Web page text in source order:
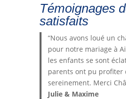
Témoignages
satisfaits
“Nous avons loué un
pour notre mariage à
les enfants se sont
parents ont pu profiter
sereinement. Merci
Julie & Maxime